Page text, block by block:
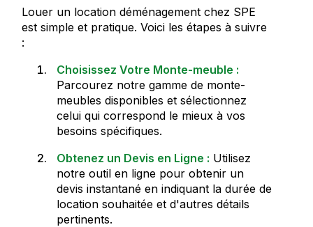
Louer un location déménagement chez SPE
est simple et pratique. Voici les étapes à suivre
:
Choisissez Votre Monte-meuble :
Parcourez notre gamme de monte-
meubles disponibles et sélectionnez
celui qui correspond le mieux à vos
besoins spécifiques.
Obtenez un Devis en Ligne : Utilisez
notre outil en ligne pour obtenir un
devis instantané en indiquant la durée de
location souhaitée et d'autres détails
pertinents.